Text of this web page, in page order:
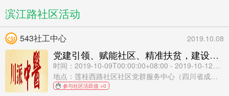
滨江路社区活动
543社工中心 2019.10.08
党建引领、赋能社区、精准扶贫，建设有温度的社区 九九重阳·感恩敬老 川派名中医主题活动
时间：2019-10-09T00:00:00+08:00 - 2019-10-12T12:00:00+08:00
地点：莲桂西路社区社区党群服务中心（四川省成都市锦江区工农院街19号）
参与社区活跃值 +0